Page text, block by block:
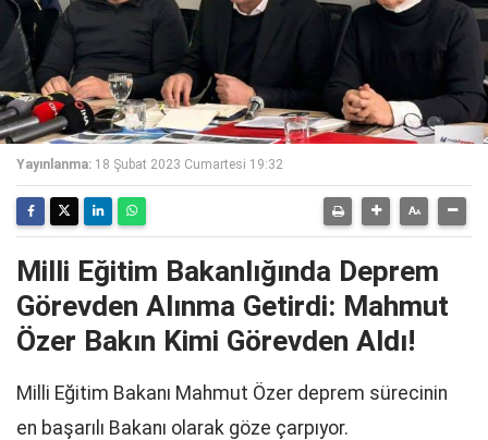
Yayınlanma: 18 Şubat 2023 Cumartesi 19:32
Milli Eğitim Bakanlığında Deprem
Görevden Alınma Getirdi: Mahmut
Özer Bakın Kimi Görevden Aldı!
Milli Eğitim Bakanı Mahmut Özer deprem sürecinin
en başarılı Bakanı olarak göze çarpıyor.